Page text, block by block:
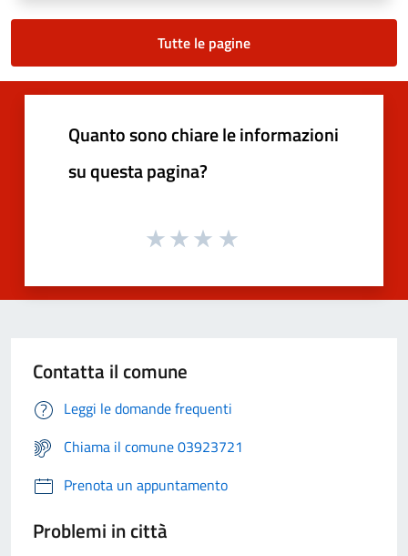
Tutte le pagine
Quanto sono chiare le informazioni
su questa pagina?
Contatta il comune
Leggi le domande frequenti
Chiama il comune 03923721
Prenota un appuntamento
Problemi in città